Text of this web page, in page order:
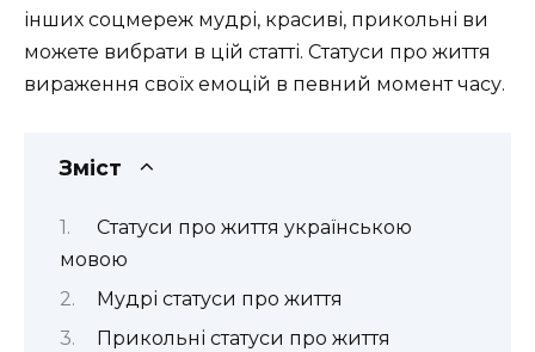
інших соцмереж мудрі, красиві, прикольні ви
можете вибрати в цій статті. Статуси про життя
вираження своїх емоцій в певний момент часу.
Зміст
Cтатуси про життя українською
мовою
Мудрі статуси про життя
Прикольні статуси про життя